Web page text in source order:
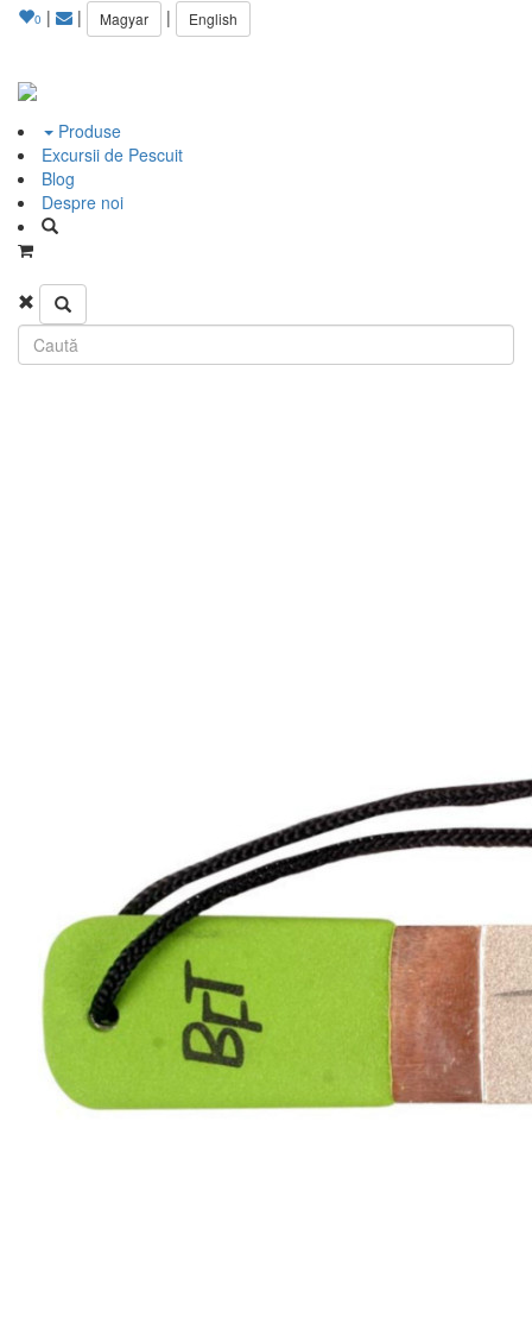
0 | | Magyar | English
Produse
Excursii de Pescuit
Blog
Despre noi